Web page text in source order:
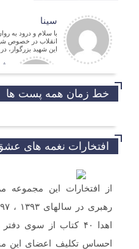
سینا
با سلام و درود به
انقلاب در خصوص
این شهید بزرگوار،
سلام و ارادت. بله از طریق خط تلفن
خط زمان همه پست ها
افتخارات نغمه های
از افتخارات این مجموعه
اهدا ۴۰ کتاب از سوی
احساس تکلیف اعضای این